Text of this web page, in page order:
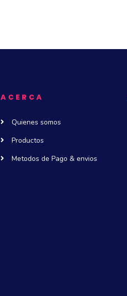
ACERCA
Quienes somos
Productos
Metodos de Pago & envios